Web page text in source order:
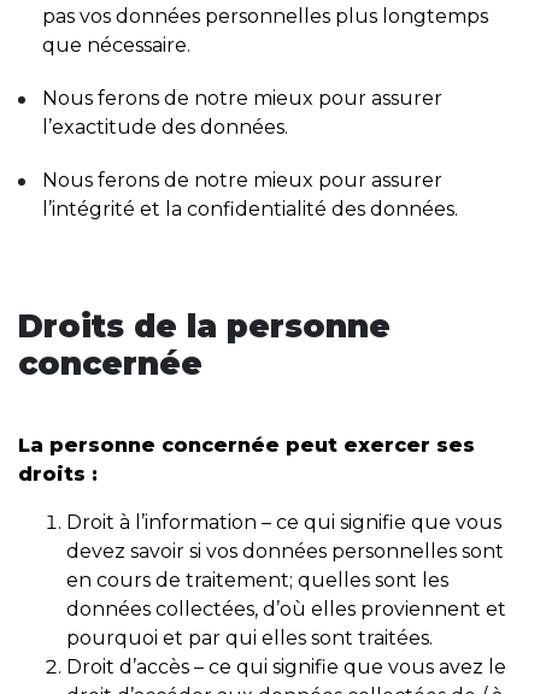
pas vos données personnelles plus longtemps
que nécessaire.
Nous ferons de notre mieux pour assurer
l’exactitude des données.
Nous ferons de notre mieux pour assurer
l’intégrité et la confidentialité des données.
Droits de la personne
concernée
La personne concernée peut exercer ses
droits :
Droit à l’information – ce qui signifie que vous
devez savoir si vos données personnelles sont
en cours de traitement; quelles sont les
données collectées, d’où elles proviennent et
pourquoi et par qui elles sont traitées.
Droit d’accès – ce qui signifie que vous avez le